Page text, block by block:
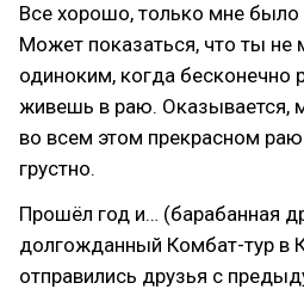
Все хорошо, только мне было
Может показаться, что ты
одиноким, когда бесконечно
живешь в раю. Оказывается,
во всем этом прекрасном
грустно.
Прошёл год и… (барабанная
долгожданный Комбат-тур в
отправились друзья с